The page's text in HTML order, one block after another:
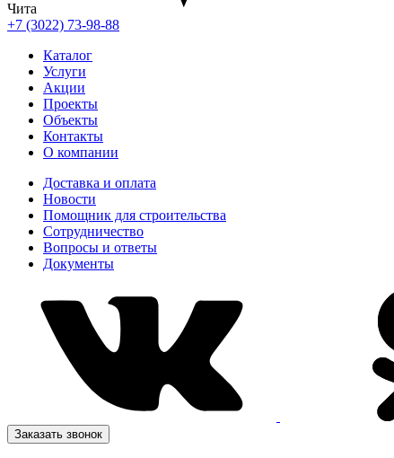
Чита
+7 (3022) 73-98-88
Каталог
Услуги
Акции
Проекты
Объекты
Контакты
О компании
Доставка и оплата
Новости
Помощник для строительства
Сотрудничество
Вопросы и ответы
Документы
Заказать звонок